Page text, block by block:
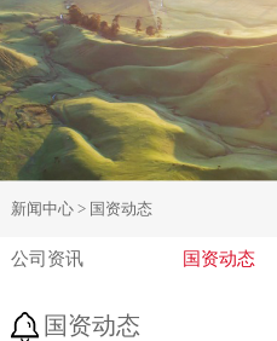
新闻中心 > 国资动态
公司资讯 国资动态
国资动态